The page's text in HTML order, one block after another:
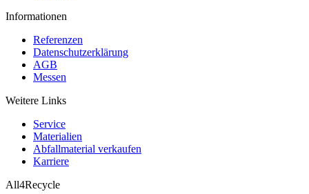
Informationen
Referenzen
Datenschutzerklärung
AGB
Messen
Weitere Links
Service
Materialien
Abfallmaterial verkaufen
Karriere
All4Recycle